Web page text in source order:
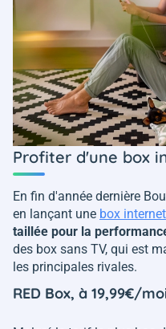
Profiter d'une box
En fin d'année dernière
en lançant une box internet
taillée pour la
des box sans TV, qui est
les principales rivales.
RED Box, à 19,99€/